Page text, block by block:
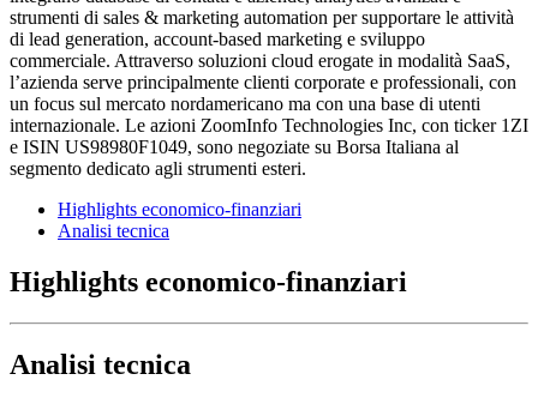
strumenti di sales & marketing automation per supportare le attività
di lead generation, account-based marketing e sviluppo
commerciale. Attraverso soluzioni cloud erogate in modalità SaaS,
l’azienda serve principalmente clienti corporate e professionali, con
un focus sul mercato nordamericano ma con una base di utenti
internazionale. Le azioni ZoomInfo Technologies Inc, con ticker 1ZI
e ISIN US98980F1049, sono negoziate su Borsa Italiana al
segmento dedicato agli strumenti esteri.
Highlights economico-finanziari
Analisi tecnica
Highlights economico-finanziari
Analisi tecnica